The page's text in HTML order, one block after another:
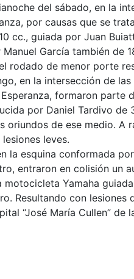
del sábado, en la
por causas que se
cc., guiada por Juan
García también de
rodado de menor porte
en la intersección de
formaron parte
por Daniel Tardivo de
oriundos de ese medio. A
leves.
la esquina conformada
entraron en colisión un
Yamaha
Resultando con
“José María Cullen” de